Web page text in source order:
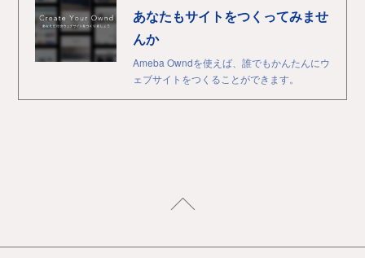
あなたもサイトをつくってみませ
んか
Ameba Owndを使えば、誰でもかんたんにウ
ェブサイトをつくることができます。